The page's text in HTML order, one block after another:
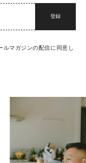
登録
ルマガジンの配信に同意し